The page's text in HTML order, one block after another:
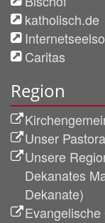
katholisch.de
Caritas
Region
Unser
Unsere
Dekanates
Dekanate)